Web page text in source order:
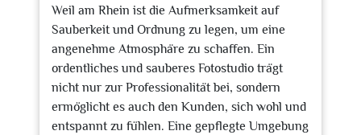
Weil am Rhein ist die Aufmerksamkeit auf
Sauberkeit und Ordnung zu legen, um eine
angenehme Atmosphäre zu schaffen. Ein
ordentliches und sauberes Fotostudio trägt
nicht nur zur Professionalität bei, sondern
ermöglicht es auch den Kunden, sich wohl und
entspannt zu fühlen. Eine gepflegte Umgebung